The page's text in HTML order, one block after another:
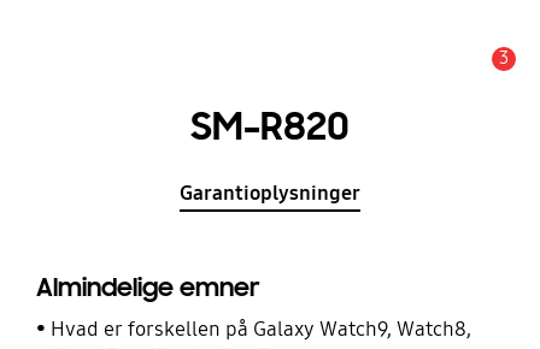
3
SM-R820
Garantioplysninger
Almindelige emner
Hvad er forskellen på Galaxy Watch9, Watch8,